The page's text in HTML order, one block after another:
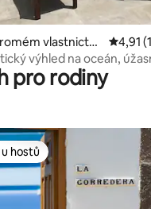
z 5, 294 hodnocení
vlastnictví
de la Cruz
4,91
výhled na oceán,
pro rodiny
hostů
hostů